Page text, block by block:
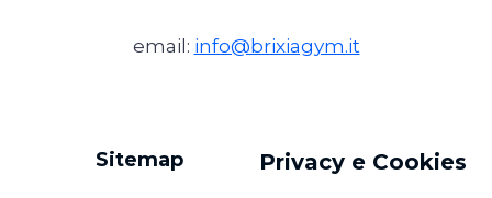
email: info@brixiagym.it
Sitemap
Privacy e Cookies